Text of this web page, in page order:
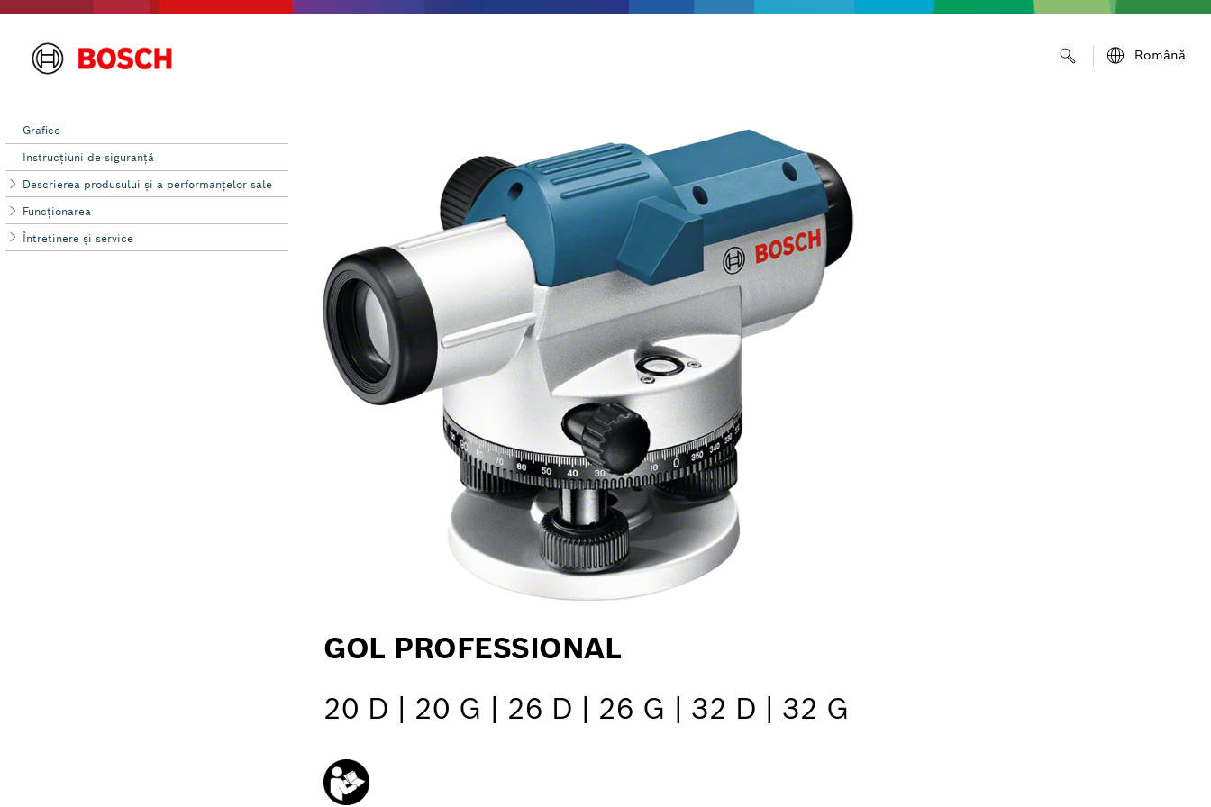
Română
Grafice
Instrucţiuni de siguranţă
Descrierea produsului şi a performanțelor sale
Funcţionarea
Întreţinere şi service